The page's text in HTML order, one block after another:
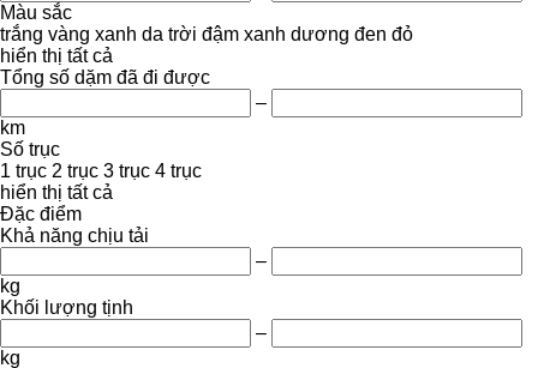
Màu sắc
trắng vàng xanh da trời đậm xanh dương đen đỏ
hiển thị tất cả
Tổng số dặm đã đi được
–
km
Số trục
1 trục 2 trục 3 trục 4 trục
hiển thị tất cả
Đặc điểm
Khả năng chịu tải
–
kg
Khối lượng tịnh
–
kg